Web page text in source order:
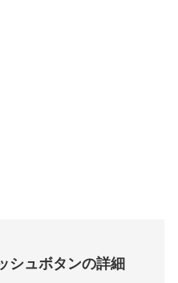
シュボタンの詳細